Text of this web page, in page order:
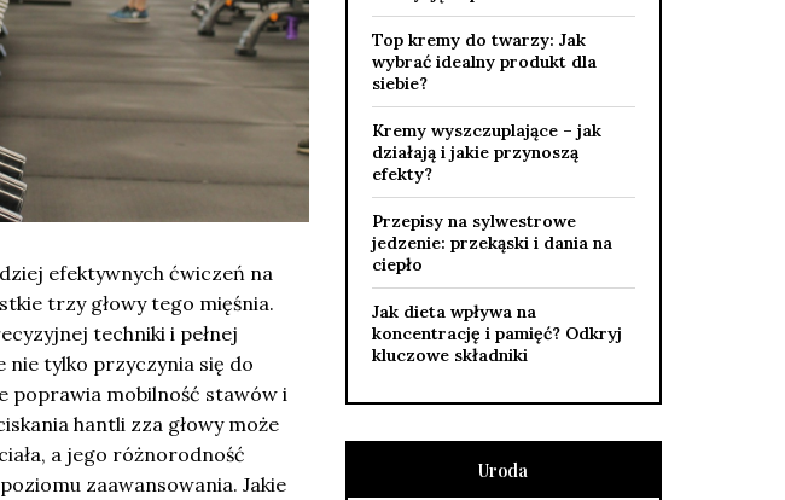
efektywnych ćwiczeń na
trzy głowy tego mięśnia.
techniki i pełnej
nie tylko przyczynia się do
poprawia mobilność stawów i
hantli zza głowy może
a jego różnorodność
zaawansowania. Jakie
Top kremy do twarzy: Jak
wybrać idealny produkt dla
siebie?
Kremy wyszczuplające – jak
działają i jakie przynoszą
efekty?
Przepisy na sylwestrowe
jedzenie: przekąski i dania na
ciepło
Jak dieta wpływa na
koncentrację i pamięć? Odkryj
kluczowe składniki
Uroda